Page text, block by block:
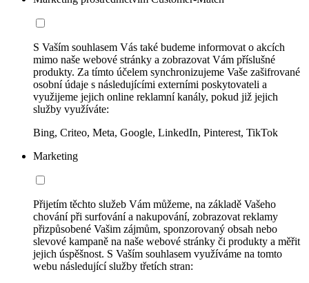
S Vaším souhlasem Vás také budeme informovat o akcích
mimo naše webové stránky a zobrazovat Vám příslušné
produkty. Za tímto účelem synchronizujeme Vaše zašifrované
osobní údaje s následujícími externími poskytovateli a
využijeme jejich online reklamní kanály, pokud již jejich
služby využíváte:
Bing, Criteo, Meta, Google, LinkedIn, Pinterest, TikTok
Marketing
Přijetím těchto služeb Vám můžeme, na základě Vašeho
chování při surfování a nakupování, zobrazovat reklamy
přizpůsobené Vašim zájmům, sponzorovaný obsah nebo
slevové kampaně na naše webové stránky či produkty a měřit
jejich úspěšnost. S Vaším souhlasem využíváme na tomto
webu následující služby třetích stran: